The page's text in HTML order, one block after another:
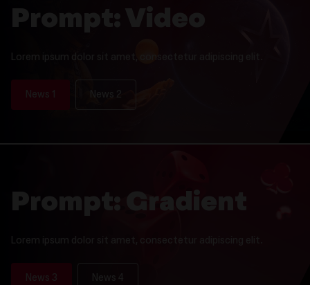
Prompt: Video
Lorem ipsum dolor sit amet, consectetur adipiscing elit.
News 1
Prompt: Gradient
Lorem ipsum dolor sit amet, consectetur adipiscing elit.
News 3